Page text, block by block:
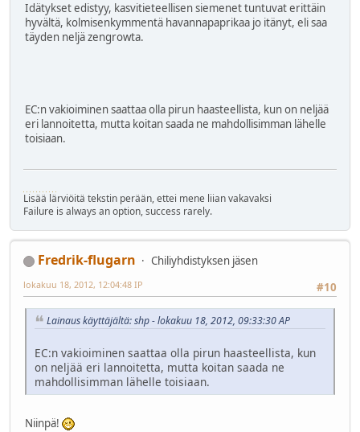
Idätykset edistyy, kasvitieteellisen siemenet tuntuvat erittäin
hyvältä, kolmisenkymmentä havannapaprikaa jo itänyt, eli saa
täyden neljä zengrowta.
EC:n vakioiminen saattaa olla pirun haasteellista, kun on neljää
eri lannoitetta, mutta koitan saada ne mahdollisimman lähelle
toisiaan.
Lisää lärviöitä tekstin perään, ettei mene liian vakavaksi
Failure is always an option, success rarely.
Fredrik-flugarn
Chiliyhdistyksen jäsen
#10
lokakuu 18, 2012, 12:04:48 IP
Lainaus käyttäjältä: shp - lokakuu 18, 2012, 09:33:30 AP
EC:n vakioiminen saattaa olla pirun haasteellista, kun
on neljää eri lannoitetta, mutta koitan saada ne
mahdollisimman lähelle toisiaan.
Niinpä!